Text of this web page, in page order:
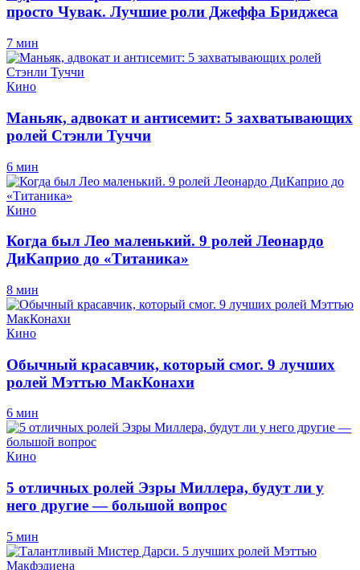
просто Чувак. Лучшие роли Джеффа Бриджеса
7 мин
Кино
Маньяк, адвокат и антисемит: 5 захватывающих
ролей Стэнли Туччи
6 мин
Кино
Когда был Лео маленький. 9 ролей Леонардо
ДиКаприо до «Титаника»
8 мин
Кино
Обычный красавчик, который смог. 9 лучших
ролей Мэттью МакКонахи
6 мин
Кино
5 отличных ролей Эзры Миллера, будут ли у
него другие — большой вопрос
5 мин